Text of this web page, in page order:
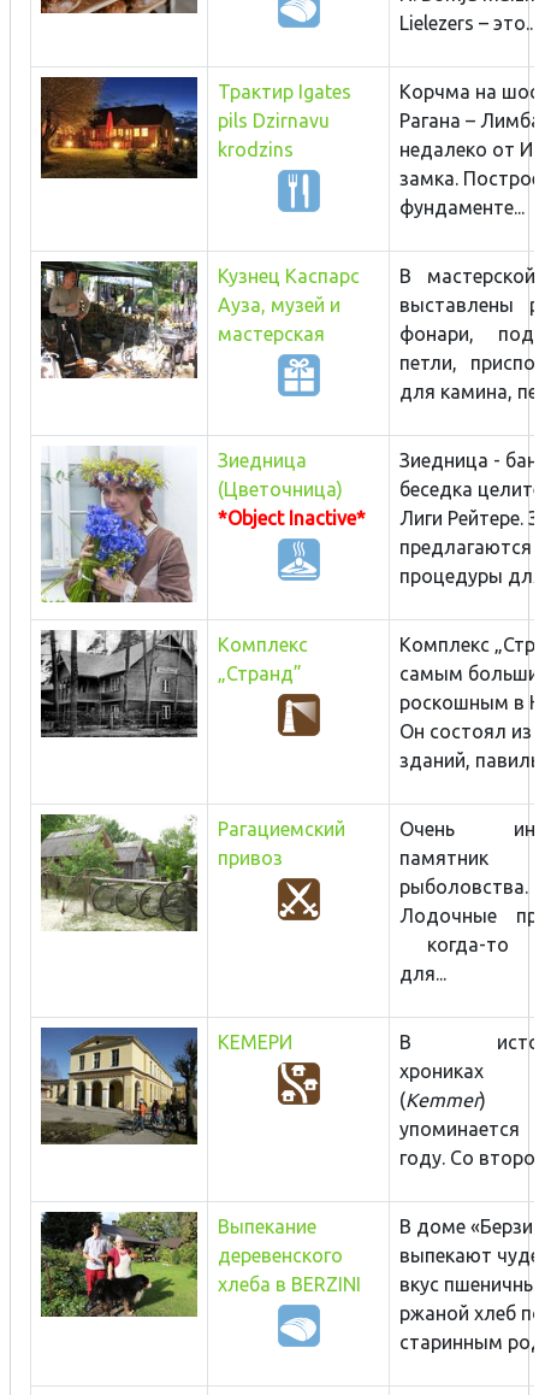
Lielezers – это...
Трактир Igates
pils Dzirnavu
krodzins
Корчма на
Рагана –
недалеко от
замка.
фундаменте...
Кузнец Каспарс
Ауза, музей и
мастерская
В
выставлены
фонари,
петли,
для камина,
Зиедница
(Цветочница)
*Object Inactive*
Зиедница -
беседка
Лиги Рейтере.
предлагаются
процедуры
Комплекс
„Странд”
Комплекс
самым
роскошным в
Он состоял из
зданий,
Рагациемский
привоз
Очень
памятник
рыболовства.
Лодочные
когда-то
для...
КЕМЕРИ
В
хрониках
(Kemmer)
году. Со
Выпекание
деревенского
хлеба в BERZINI
В доме
выпекают
вкус
ржаной хлеб
старинным